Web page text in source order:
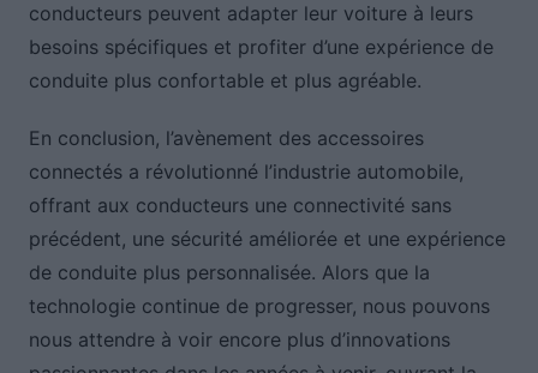
conducteurs peuvent adapter leur voiture à leurs
besoins spécifiques et profiter d’une expérience de
conduite plus confortable et plus agréable.
En conclusion, l’avènement des accessoires
connectés a révolutionné l’industrie automobile,
offrant aux conducteurs une connectivité sans
précédent, une sécurité améliorée et une expérience
de conduite plus personnalisée. Alors que la
technologie continue de progresser, nous pouvons
nous attendre à voir encore plus d’innovations